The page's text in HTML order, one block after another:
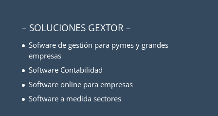
– SOLUCIONES GEXTOR –
Sofware de gestión para pymes y grandes
empresas
Software Contabilidad
Software online para empresas
Software a medida sectores